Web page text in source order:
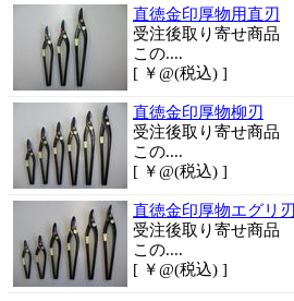
直徳金印厚物用直刃
受注後取り寄せ商品
この....
[ ￥@(税込) ]
直徳金印厚物柳刃
受注後取り寄せ商品
この....
[ ￥@(税込) ]
直徳金印厚物エグリ刃
受注後取り寄せ商品
この....
[ ￥@(税込) ]